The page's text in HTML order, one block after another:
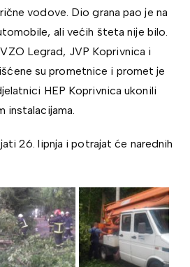
vodove. Dio grana pao je na
ali većih šteta nije bilo.
Legrad, JVP Koprivnica i
su prometnice i promet je
HEP Koprivnica ukonili
instalacijama.
26. lipnja i potrajat će narednih